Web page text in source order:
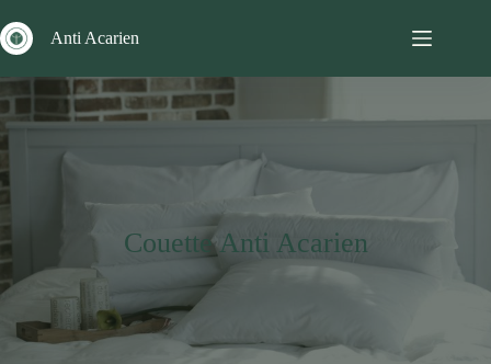
au
contenu
Anti Acarien
Couette Anti Acarien